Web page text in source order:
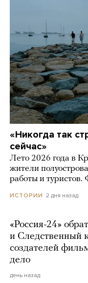
«Никогда так
сейчас»
Лето 2026 года в
жители
работы и туристов.
ИСТОРИИ 2 дня назад
«Россия-24»
и Следственный
создателей
дело
день назад